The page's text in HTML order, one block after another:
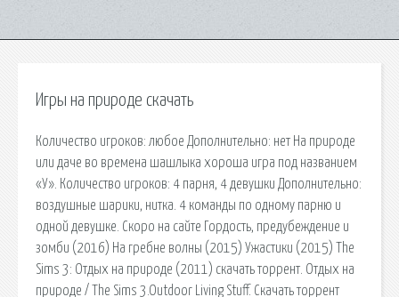
Игры на природе скачать
Количество игроков: любое Дополнительно: нет На природе
или даче во времена шашлыка хороша игра под названием
«У». Количество игроков: 4 парня, 4 девушки Дополнительно:
воздушные шарики, нитка. 4 команды по одному парню и
одной девушке. Скоро на сайте Гордость, предубеждение и
зомби (2016) На гребне волны (2015) Ужастики (2015) The
Sims 3: Отдых на природе (2011) скачать торрент. Отдых на
природе / The Sims 3.Outdoor Living Stuff. Скачать торрент